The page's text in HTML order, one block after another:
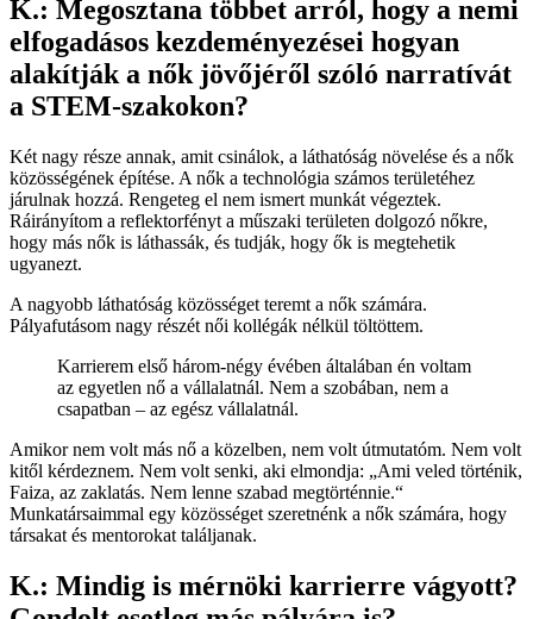
K.: Megosztana többet arról, hogy a nemi
elfogadásos kezdeményezései hogyan
alakítják a nők jövőjéről szóló narratívát
a STEM-szakokon?
Két nagy része annak, amit csinálok, a láthatóság növelése és a nők
közösségének építése. A nők a technológia számos területéhez
járulnak hozzá. Rengeteg el nem ismert munkát végeztek.
Ráirányítom a reflektorfényt a műszaki területen dolgozó nőkre,
hogy más nők is láthassák, és tudják, hogy ők is megtehetik
ugyanezt.
A nagyobb láthatóság közösséget teremt a nők számára.
Pályafutásom nagy részét női kollégák nélkül töltöttem.
Karrierem első három-négy évében általában én voltam
az egyetlen nő a vállalatnál. Nem a szobában, nem a
csapatban – az egész vállalatnál.
Amikor nem volt más nő a közelben, nem volt útmutatóm. Nem volt
kitől kérdeznem. Nem volt senki, aki elmondja: „Ami veled történik,
Faiza, az zaklatás. Nem lenne szabad megtörténnie.“
Munkatársaimmal egy közösséget szeretnénk a nők számára, hogy
társakat és mentorokat találjanak.
K.: Mindig is mérnöki karrierre vágyott?